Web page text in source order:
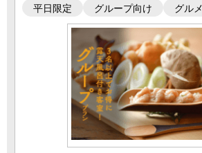
平日限定 グループ向け グルメ